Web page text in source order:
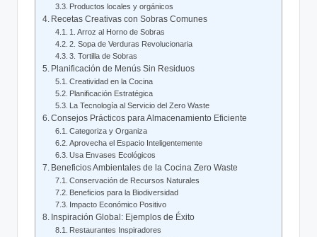
Productos locales y orgánicos
Recetas Creativas con Sobras Comunes
1. Arroz al Horno de Sobras
2. Sopa de Verduras Revolucionaria
3. Tortilla de Sobras
Planificación de Menús Sin Residuos
Creatividad en la Cocina
Planificación Estratégica
La Tecnología al Servicio del Zero Waste
Consejos Prácticos para Almacenamiento Eficiente
Categoriza y Organiza
Aprovecha el Espacio Inteligentemente
Usa Envases Ecológicos
Beneficios Ambientales de la Cocina Zero Waste
Conservación de Recursos Naturales
Beneficios para la Biodiversidad
Impacto Económico Positivo
Inspiración Global: Ejemplos de Éxito
Restaurantes Inspiradores